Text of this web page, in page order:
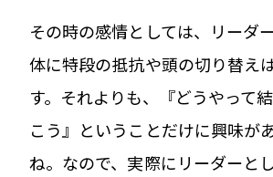
その時の感情としては、リーダ
体に特段の抵抗や頭の切り替え
す。それよりも、『どうやって
こう』ということだけに興味が
ね。なので、実際にリーダーと